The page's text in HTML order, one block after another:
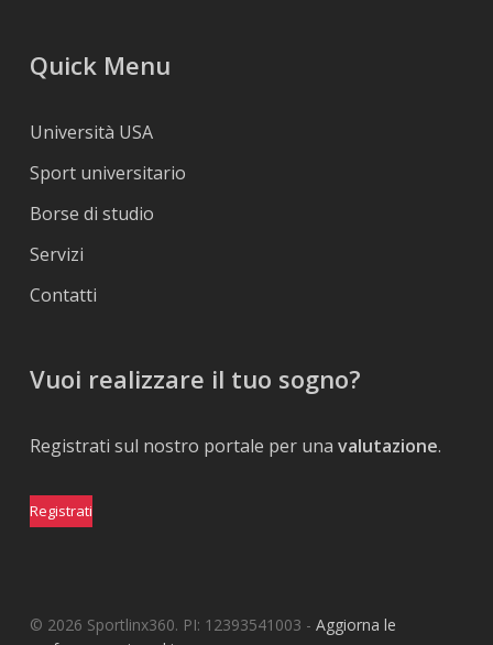
Quick Menu
Università USA
Sport universitario
Borse di studio
Servizi
Contatti
Vuoi realizzare il tuo sogno?
Registrati sul nostro portale per una valutazione.
Registrati
© 2026 Sportlinx360. PI: 12393541003 - Aggiorna le